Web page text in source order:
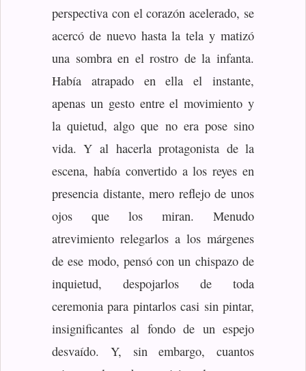
perspectiva con el corazón acelerado, se
acercó de nuevo hasta la tela y matizó
una sombra en el rostro de la infanta.
Había atrapado en ella el instante,
apenas un gesto entre el movimiento y
la quietud, algo que no era pose sino
vida. Y al hacerla protagonista de la
escena, había convertido a los reyes en
presencia distante, mero reflejo de unos
ojos que los miran. Menudo
atrevimiento relegarlos a los márgenes
de ese modo, pensó con un chispazo de
inquietud, despojarlos de toda
ceremonia para pintarlos casi sin pintar,
insignificantes al fondo de un espejo
desvaído. Y, sin embargo, cuantos